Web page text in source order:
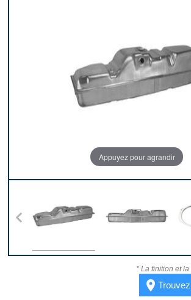
Appuyez pour agrandir
Devant
* La finition et
place